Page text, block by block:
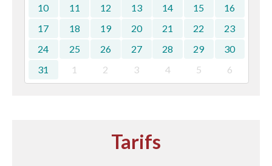
10
11 12 13 14 15
16
17
18 19 20 21 22
23
24
25 26 27 28 29
30
31
1 2 3 4 5 6
Tarifs